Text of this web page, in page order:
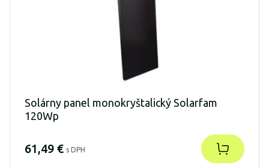
Solárny panel monokryštalický Solarfam
120Wp
61,49 € s DPH